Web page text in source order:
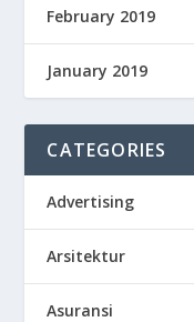
February 2019
January 2019
CATEGORIES
Advertising
Arsitektur
Asuransi